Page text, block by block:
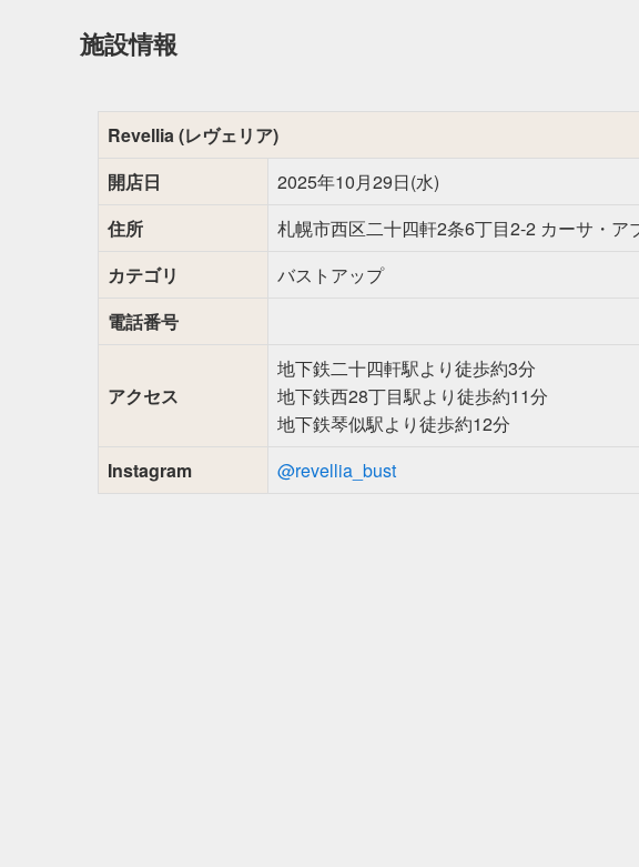
施設情報
Revellia (レヴェリア)
開店日
2025年10月29日(水)
住所
札幌市西区二十四軒2条6丁目2-2 カーサ・ア
カテゴリ
バストアップ
電話番号
アクセス
地下鉄二十四軒駅より徒歩約3分
地下鉄西28丁目駅より徒歩約11分
地下鉄琴似駅より徒歩約12分
Instagram
@revellia_bust